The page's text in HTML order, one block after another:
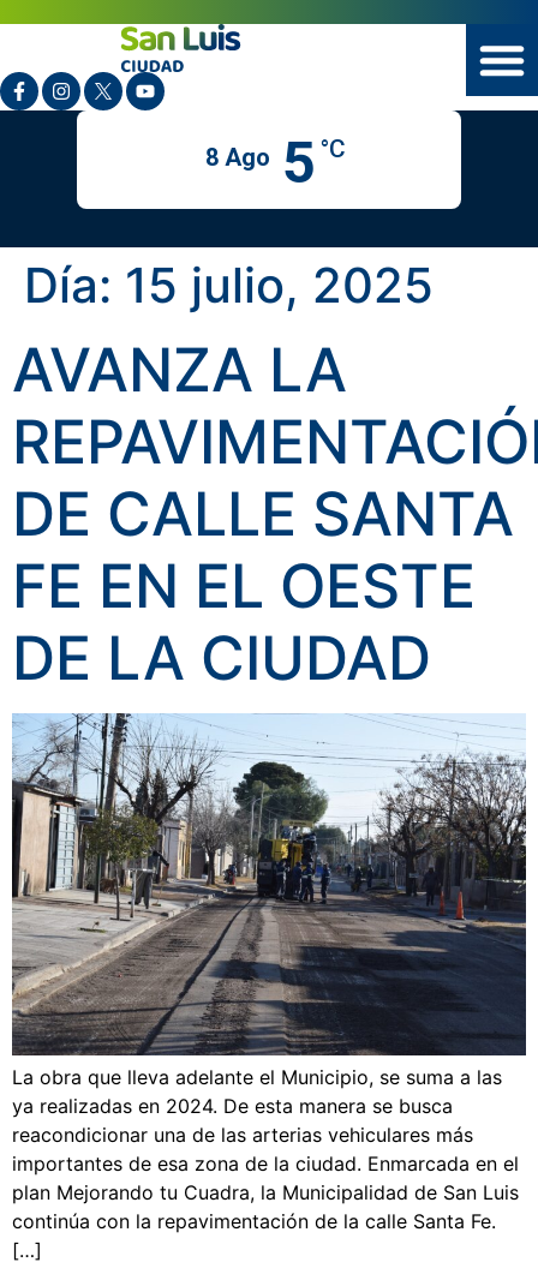
8 Ago 5 °C
Día: 15 julio, 2025
AVANZA LA
DE CALLE SANTA
FE EN EL OESTE
DE LA CIUDAD
La obra que lleva adelante el Municipio, se suma a las
ya realizadas en 2024. De esta manera se busca
reacondicionar una de las arterias vehiculares más
importantes de esa zona de la ciudad. Enmarcada en el
plan Mejorando tu Cuadra, la Municipalidad de San Luis
continúa con la repavimentación de la calle Santa Fe.
[…]